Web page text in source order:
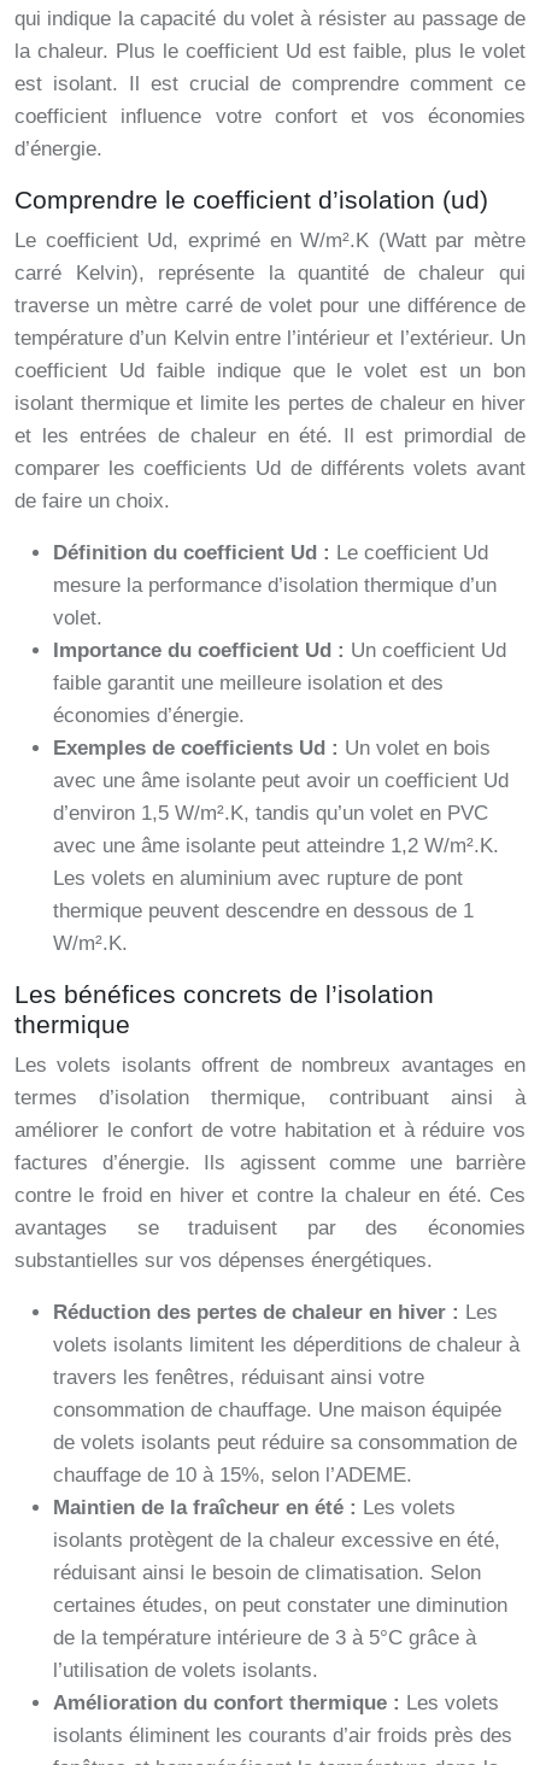
qui indique la capacité du volet à résister au passage de
la chaleur. Plus le coefficient Ud est faible, plus le volet
est isolant. Il est crucial de comprendre comment ce
coefficient influence votre confort et vos économies
d’énergie.
Comprendre le coefficient d’isolation (ud)
Le coefficient Ud, exprimé en W/m².K (Watt par mètre
carré Kelvin), représente la quantité de chaleur qui
traverse un mètre carré de volet pour une différence de
température d’un Kelvin entre l’intérieur et l’extérieur. Un
coefficient Ud faible indique que le volet est un bon
isolant thermique et limite les pertes de chaleur en hiver
et les entrées de chaleur en été. Il est primordial de
comparer les coefficients Ud de différents volets avant
de faire un choix.
Définition du coefficient Ud : Le coefficient Ud
mesure la performance d’isolation thermique d’un
volet.
Importance du coefficient Ud : Un coefficient Ud
faible garantit une meilleure isolation et des
économies d’énergie.
Exemples de coefficients Ud : Un volet en bois
avec une âme isolante peut avoir un coefficient Ud
d’environ 1,5 W/m².K, tandis qu’un volet en PVC
avec une âme isolante peut atteindre 1,2 W/m².K.
Les volets en aluminium avec rupture de pont
thermique peuvent descendre en dessous de 1
W/m².K.
Les bénéfices concrets de l’isolation
thermique
Les volets isolants offrent de nombreux avantages en
termes d’isolation thermique, contribuant ainsi à
améliorer le confort de votre habitation et à réduire vos
factures d’énergie. Ils agissent comme une barrière
contre le froid en hiver et contre la chaleur en été. Ces
avantages se traduisent par des économies
substantielles sur vos dépenses énergétiques.
Réduction des pertes de chaleur en hiver : Les
volets isolants limitent les déperditions de chaleur à
travers les fenêtres, réduisant ainsi votre
consommation de chauffage. Une maison équipée
de volets isolants peut réduire sa consommation de
chauffage de 10 à 15%, selon l’ADEME.
Maintien de la fraîcheur en été : Les volets
isolants protègent de la chaleur excessive en été,
réduisant ainsi le besoin de climatisation. Selon
certaines études, on peut constater une diminution
de la température intérieure de 3 à 5°C grâce à
l’utilisation de volets isolants.
Amélioration du confort thermique : Les volets
isolants éliminent les courants d’air froids près des